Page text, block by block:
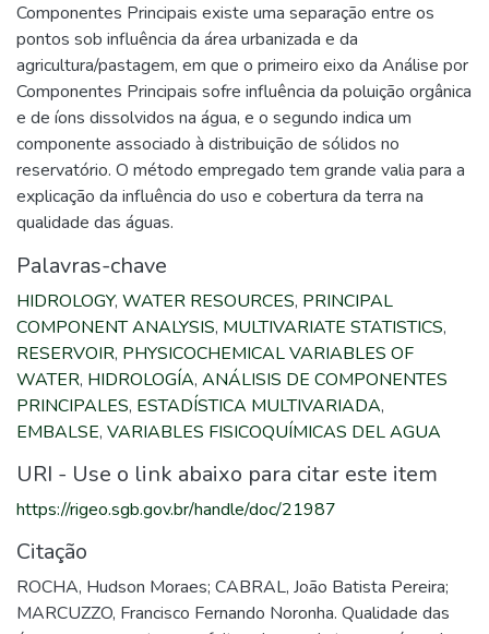
Componentes Principais existe uma separação entre os
pontos sob influência da área urbanizada e da
agricultura/pastagem, em que o primeiro eixo da Análise por
Componentes Principais sofre influência da poluição orgânica
e de íons dissolvidos na água, e o segundo indica um
componente associado à distribuição de sólidos no
reservatório. O método empregado tem grande valia para a
explicação da influência do uso e cobertura da terra na
qualidade das águas.
Palavras-chave
HIDROLOGY, WATER RESOURCES, PRINCIPAL
COMPONENT ANALYSIS, MULTIVARIATE STATISTICS,
RESERVOIR, PHYSICOCHEMICAL VARIABLES OF
WATER, HIDROLOGÍA, ANÁLISIS DE COMPONENTES
PRINCIPALES, ESTADÍSTICA MULTIVARIADA,
EMBALSE, VARIABLES FISICOQUÍMICAS DEL AGUA
URI - Use o link abaixo para citar este item
https://rigeo.sgb.gov.br/handle/doc/21987
Citação
ROCHA, Hudson Moraes; CABRAL, João Batista Pereira;
MARCUZZO, Francisco Fernando Noronha. Qualidade das